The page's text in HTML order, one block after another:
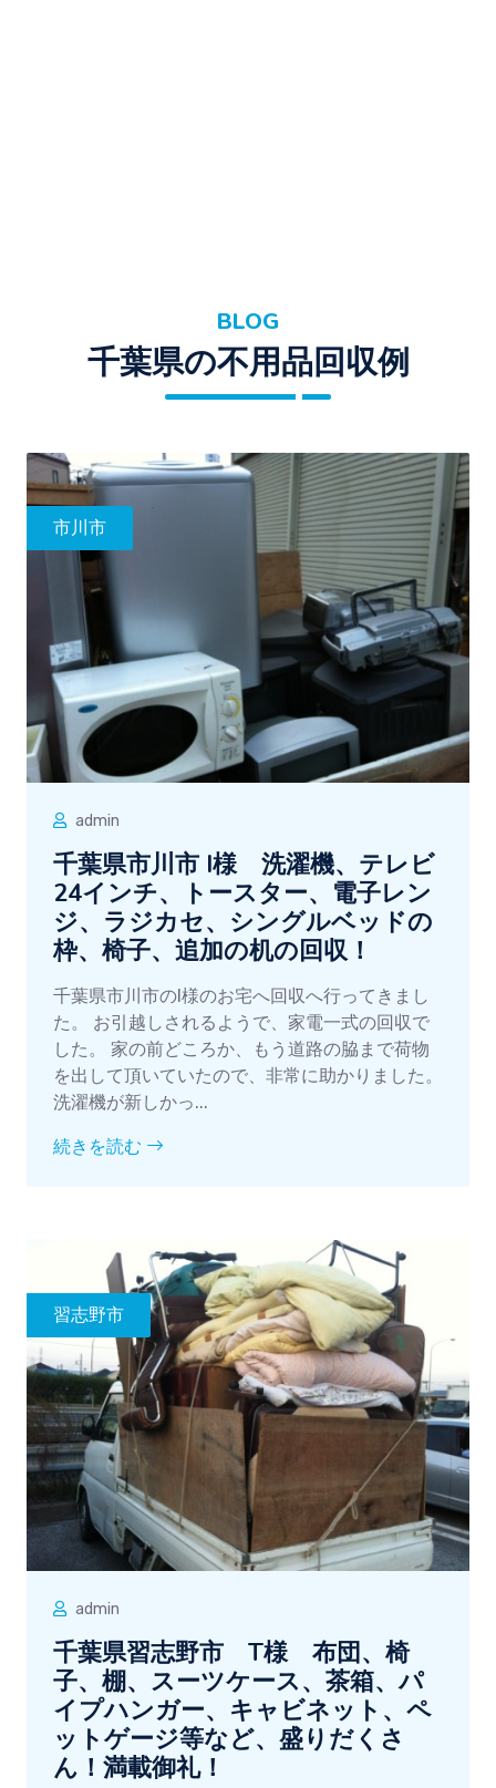
BLOG
千葉県の不用品回収例
市川市
admin
千葉県市川市 I様 洗濯機、テレビ
24インチ、トースター、電子レン
ジ、ラジカセ、シングルベッドの
枠、椅子、追加の机の回収！
千葉県市川市のI様のお宅へ回収へ行ってきまし
た。 お引越しされるようで、家電一式の回収で
した。 家の前どころか、もう道路の脇まで荷物
を出して頂いていたので、非常に助かりました。
洗濯機が新しかっ...
続きを読む
習志野市
admin
千葉県習志野市 T様 布団、椅
子、棚、スーツケース、茶箱、パ
イプハンガー、キャビネット、ペ
ットゲージ等など、盛りだくさ
ん！満載御礼！